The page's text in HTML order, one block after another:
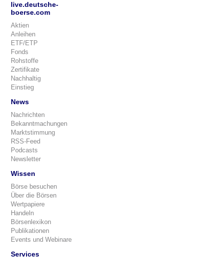
live.deutsche-
boerse.com
Aktien
Anleihen
ETF/ETP
Fonds
Rohstoffe
Zertifikate
Nachhaltig
Einstieg
News
Nachrichten
Bekanntmachungen
Marktstimmung
RSS-Feed
Podcasts
Newsletter
Wissen
Börse besuchen
Über die Börsen
Wertpapiere
Handeln
Börsenlexikon
Publikationen
Events und Webinare
Services